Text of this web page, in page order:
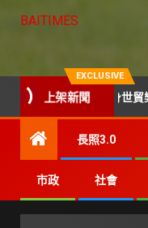
BAITIMES
EXCLUSIVE
上架新聞
陳美鳳現身世貿樂齡展 8/
長照3.0
市政 社會